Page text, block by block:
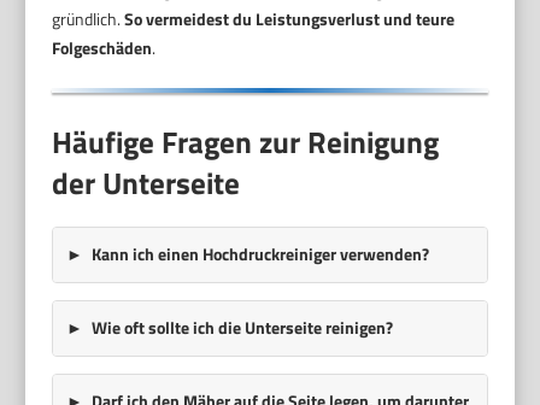
gründlich.So vermeidest du Leistungsverlust und teure
Folgeschäden.
Häufige Fragen zur Reinigung
der Unterseite
Kann ich einen Hochdruckreiniger verwenden?
Wie oft sollte ich die Unterseite reinigen?